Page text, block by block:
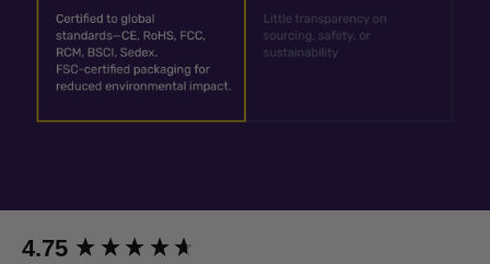
4.75
New content loaded